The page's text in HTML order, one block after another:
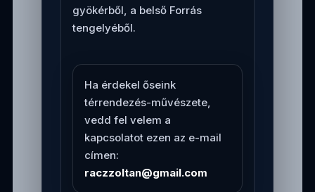
gyökérből, a belső Forrás
tengelyéből.
Ha érdekel őseink
térrendezés-művészete,
vedd fel velem a
kapcsolatot ezen az e-mail
címen:
raczzoltan@gmail.com